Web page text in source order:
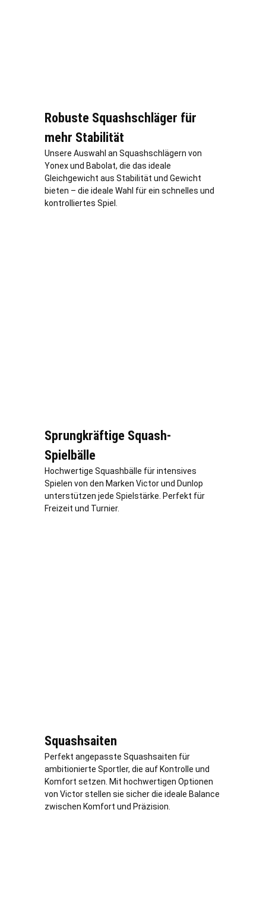
Robuste Squashschläger für
mehr Stabilität
Unsere Auswahl an Squashschlägern von
Yonex und Babolat, die das ideale
Gleichgewicht aus Stabilität und Gewicht
bieten – die ideale Wahl für ein schnelles und
kontrolliertes Spiel.
Sprungkräftige Squash-
Spielbälle
Hochwertige Squashbälle für intensives
Spielen von den Marken Victor und Dunlop
unterstützen jede Spielstärke. Perfekt für
Freizeit und Turnier.
Squashsaiten
Perfekt angepasste Squashsaiten für
ambitionierte Sportler, die auf Kontrolle und
Komfort setzen. Mit hochwertigen Optionen
von Victor stellen sie sicher die ideale Balance
zwischen Komfort und Präzision.